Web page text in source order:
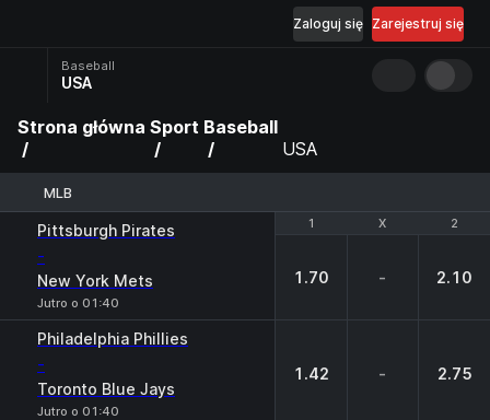
Zarejestruj się
Zaloguj się
Baseball
USA
Strona główna Sport Baseball
USA
MLB
1 X 2
Pittsburgh Pirates
-
New York Mets
Jutro o 01:40
1 X 2
1.70 - 2.10
Philadelphia Phillies
-
Toronto Blue Jays
Jutro o 01:40
1.42 - 2.75